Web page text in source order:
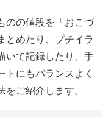
02:54
04:17
09:17
のの値段を「おこづ
とめたり、プチイラ
いて記録したり、手
トにもバランスよく
ご紹介します。